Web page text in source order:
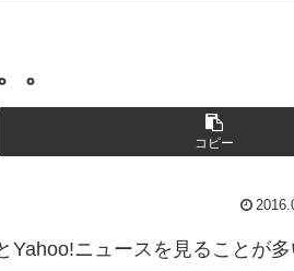
。
コピー
ニュースを見ることが